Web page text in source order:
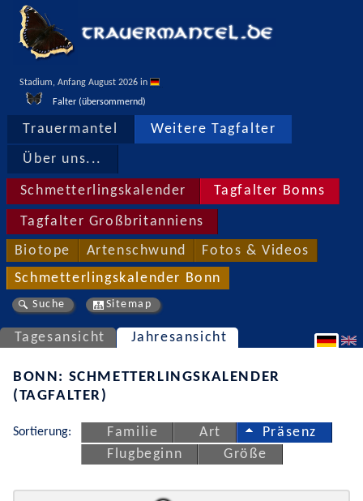
Stadium, Anfang August 2026 in
Falter (übersommernd)
Trauermantel Weitere Tagfalter
Über uns...
Schmetterlingskalender Tagfalter Bonns
Tagfalter Großbritanniens
Biotope Artenschwund Fotos & Videos
Schmetterlingskalender Bonn
Suche Sitemap
Tagesansicht Jahresansicht
BONN: SCHMETTERLINGSKALENDER
(TAGFALTER)
Sortierung: Familie Art
Präsenz
Flugbeginn
Größe